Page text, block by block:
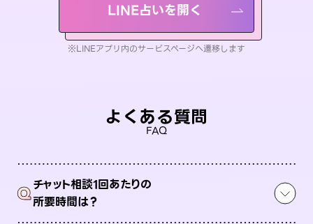
LINE占いを開く
※LINEアプリ内のサービスページへ遷移します
よくある質問
FAQ
Qチャット相談1回あたりの
所要時間は？